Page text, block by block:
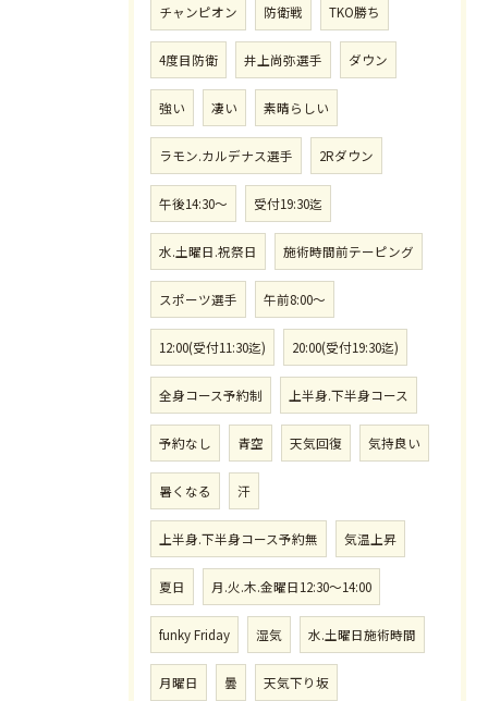
チャンピオン 防衛戦 TKO勝ち
4度目防衛 井上尚弥選手 ダウン
強い 凄い 素晴らしい
ラモン.カルデナス選手 2Rダウン
午後14:30〜 受付19:30迄
水.土曜日.祝祭日 施術時間前テーピング
スポーツ選手 午前8:00〜
12:00(受付11:30迄) 20:00(受付19:30迄)
全身コース予約制 上半身.下半身コース
予約なし 青空 天気回復 気持良い
暑くなる 汗
上半身.下半身コース予約無 気温上昇
夏日 月.火.木.金曜日12:30〜14:00
funky Friday 湿気 水.土曜日施術時間
月曜日 曇 天気下り坂